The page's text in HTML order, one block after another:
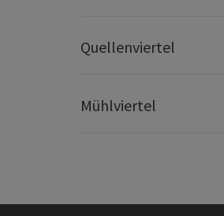
Quellenviertel
Mühlviertel